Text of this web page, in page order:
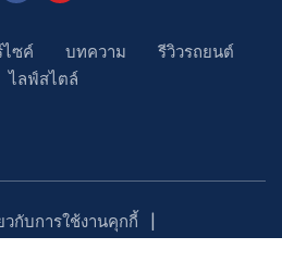
ไซค์ บทความ
รีวิวรถยนต์
ไลฟ์สไตล์
วกับการใช้งานคุกกี้